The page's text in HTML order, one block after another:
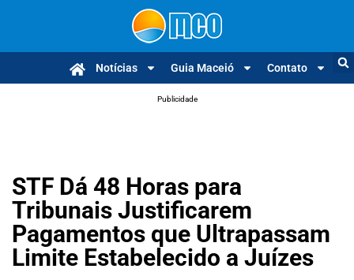
Notícias Guia Maceió Contato
Publicidade
STF Dá 48 Horas para
Tribunais Justificarem
Pagamentos que Ultrapassam
Limite Estabelecido a Juízes